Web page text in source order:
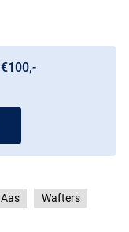
€100,-
Aas Wafters